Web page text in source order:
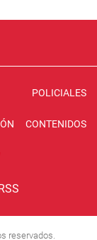
POLICIALES
CONTENIDOS
reservados.